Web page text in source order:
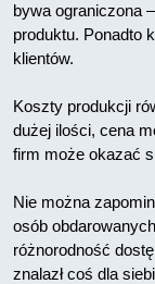
bywa ograniczona
produktu. Ponadto
klientów.
Koszty produkcji
dużej ilości, cena
firm może okazać
Nie można
osób
różnorodność
znalazł coś dla